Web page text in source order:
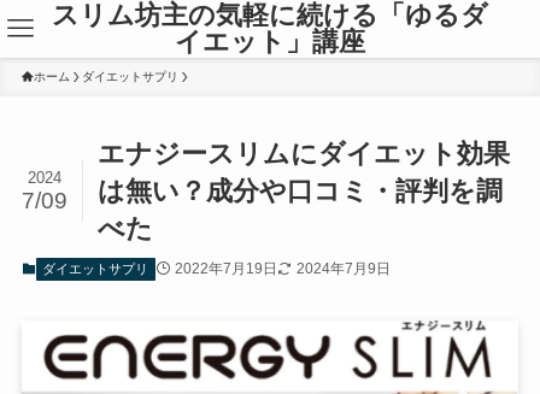
スリム坊主の気軽に続ける「ゆるダ
イエット」講座
ホーム ダイエットサプリ
エナジースリムにダイエット効果
は無い？成分や口コミ・評判を調
べた
2024
7/09
ダイエットサプリ 2022年7月19日 2024年7月9日